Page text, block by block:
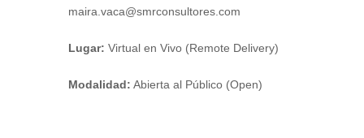
maira.vaca@smrconsultores.com
Lugar: Virtual en Vivo (Remote Delivery)
Modalidad: Abierta al Público (Open)